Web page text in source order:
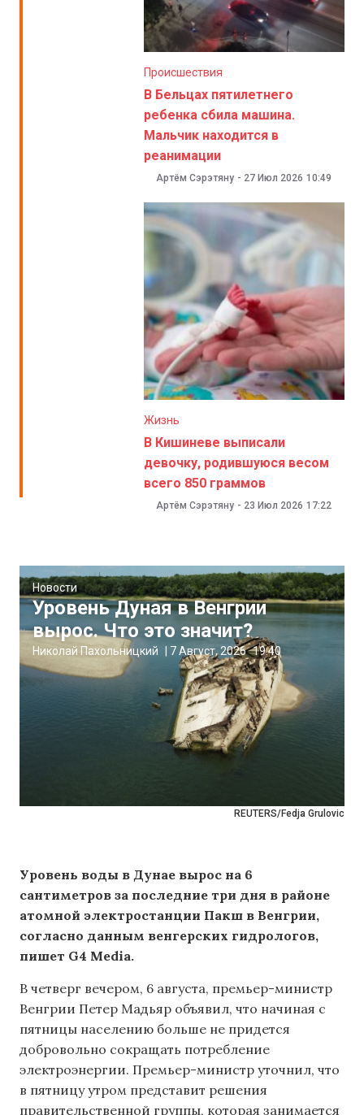
Происшествия
В Бельцах пятилетнего
ребенка сбила машина.
Мальчик находится в
реанимации
Артём Сэрэтяну - 27 Июл 2026 10:49
Жизнь
В Кишиневе выписали
девочку, родившуюся весом
всего 850 граммов
Артём Сэрэтяну - 23 Июл 2026 17:22
REUTERS/Fedja Grulovic
Новости
Уровень Дуная в Венгрии
вырос. Что это значит?
Николай Пахольницкий 7 Август, 2026 19:40
Уровень воды в Дунае вырос на 6
сантиметров за последние три дня в районе
атомной электростанции Пакш в Венгрии,
согласно данным венгерских гидрологов,
пишет G4 Media.
В четверг вечером, 6 августа, премьер-министр
Венгрии Петер Мадьяр объявил, что начиная с
пятницы населению больше не придется
добровольно сокращать потребление
электроэнергии. Премьер-министр уточнил, что
в пятницу утром представит решения
правительственной группы, которая занимается